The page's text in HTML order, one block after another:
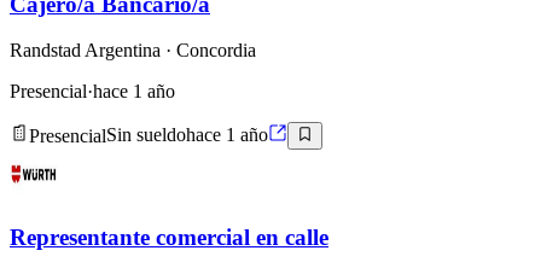
Randstad Argentina · Concordia
Presencial·hace 1 año
PresencialSin sueldohace 1 año
Representante comercial en calle